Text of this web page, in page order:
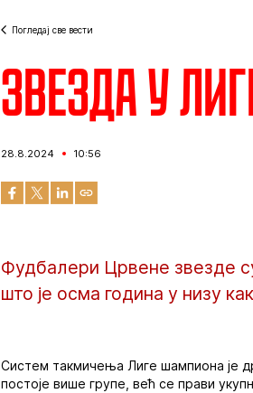
Погледај све вести
Звезда у
28.8.2024 10:56
Фудбалери Црвене звезде
што је осма година у низу
Систем такмичења Лиге шампиона је
постоје више групе, већ се прави